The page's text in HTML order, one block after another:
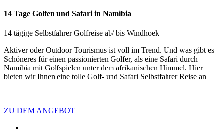
14 Tage Golfen und Safari in Namibia
14 tägige Selbstfahrer Golfreise ab/ bis Windhoek
Aktiver oder Outdoor Tourismus ist voll im Trend. Und was gibt es
Schöneres für einen passionierten Golfer, als eine Safari durch
Namibia mit Golfspielen unter dem afrikanischen Himmel. Hier
bieten wir Ihnen eine tolle Golf- und Safari Selbstfahrer Reise an
ZU DEM ANGEBOT